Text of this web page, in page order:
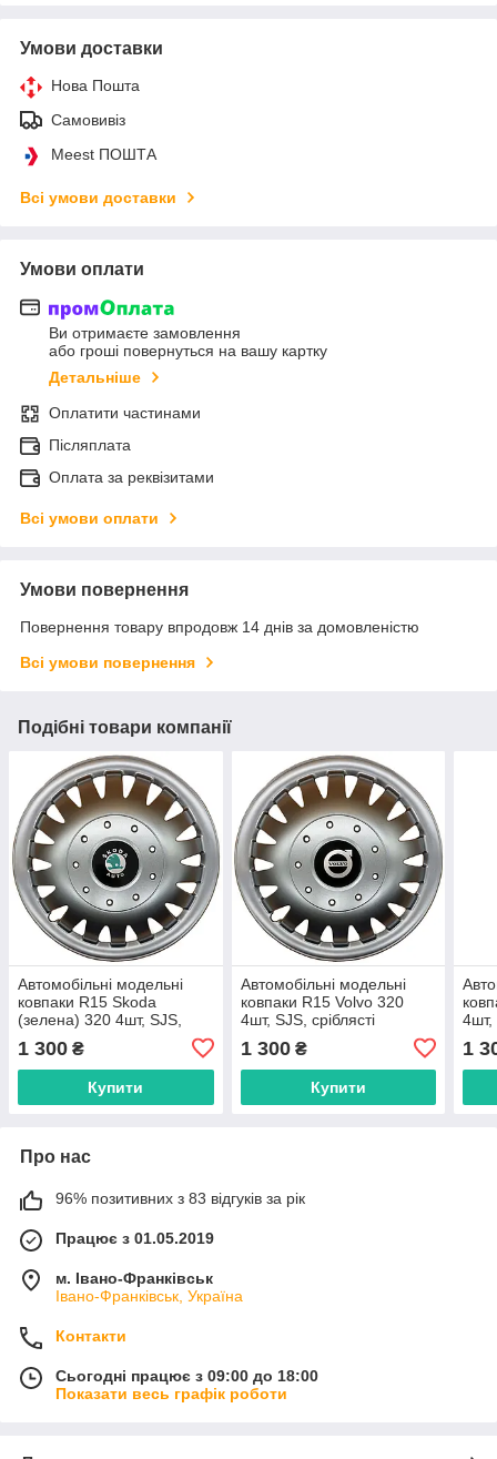
Умови доставки
Нова Пошта
Самовивіз
Meest ПОШТА
Всі умови доставки
Умови оплати
Ви отримаєте замовлення
або гроші повернуться на вашу картку
Детальніше
Оплатити частинами
Післяплата
Оплата за реквізитами
Всі умови оплати
Умови повернення
Повернення товару впродовж 14 днів за домовленістю
Всі умови повернення
Подібні товари компанії
Автомобільні модельні
ковпаки R15 Skoda
(зелена) 320 4шт, SJS,
1 300 ₴
Купити
Автомобільні модельні
ковпаки R15 Volvo 320
4шт, SJS, сріблясті
1 300₴
Купити
4шт,
1
Про нас
96% позитивних з 83 відгуків за рік
Працює з 01.05.2019
м. Івано-Франківськ
Івано-Франківськ, Україна
Контакти
Сьогодні працює з 09:00 до 18:00
Показати весь графік роботи